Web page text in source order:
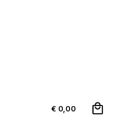
€ 0,00